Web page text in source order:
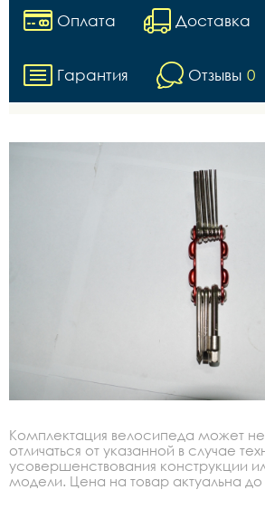
Оплата Доставка
Гарантия Отзывы 0
Комплектация велосипеда может
отличаться от указанной в случае
усовершенствования конструкции
модели. Цена на товар актуальна до